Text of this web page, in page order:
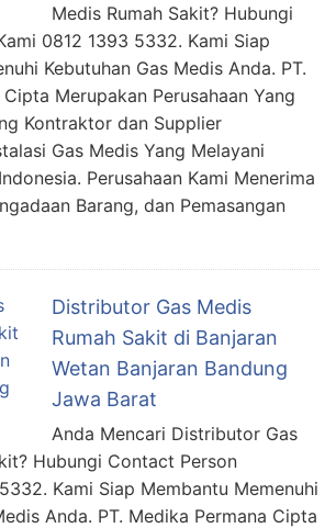
Medis Rumah Sakit? Hubungi
0812 1393 5332. Kami Siap
Kebutuhan Gas Medis Anda. PT.
Merupakan Perusahaan Yang
Kontraktor dan Supplier
Gas Medis Yang Melayani
Perusahaan Kami Menerima
Barang, dan Pemasangan
Distributor Gas Medis
Rumah Sakit di Banjaran
Wetan Banjaran Bandung
Jawa Barat
Anda Mencari Distributor Gas
Hubungi Contact Person
Kami Siap Membantu Memenuhi
Anda. PT. Medika Permana Cipta